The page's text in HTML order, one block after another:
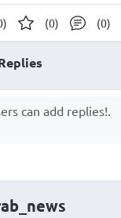
(0) (0)